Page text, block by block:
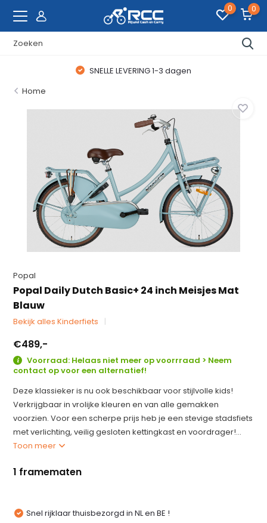
0 0
SNELLE LEVERING 1-3 dagen
Home
Popal
Popal Daily Dutch Basic+ 24 inch Meisjes Mat
Blauw
Bekijk alles Kinderfiets
€489,-
Voorraad: Helaas niet meer op voorrraad > Neem
contact op voor een alternatief!
Deze klassieker is nu ook beschikbaar voor stijlvolle kids!
Verkrijgbaar in vrolijke kleuren en van alle gemakken
voorzien. Voor een scherpe prijs heb je een stevige stadsfiets
met verlichting, veilig gesloten kettingkast en voordrager!...
Toon meer
1 framematen
Snel rijklaar thuisbezorgd in NL en BE !